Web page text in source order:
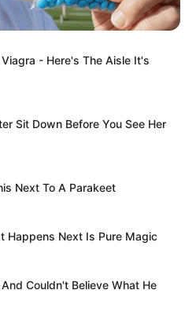
- Here's The Aisle It's
Sit Down Before You See Her
Next To A Parakeet
Happens Next Is Pure Magic
Couldn't Believe What He